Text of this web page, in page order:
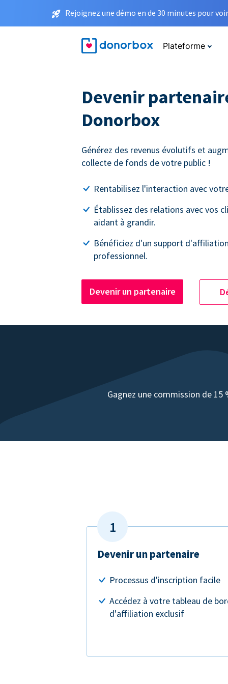
Rejoignez une démo en de 30 minutes pour
Plateforme
Devenir
Donorbox
Générez des revenus évolutifs et
collecte de fonds de votre public !
Rentabilisez l'interaction avec
Établissez des relations avec vos
aidant à grandir.
Bénéficiez d'un support
professionnel.
Devenir un partenaire
Gagnez une commission de
Devenir un partenaire
Processus d'inscription facile
Accédez à votre tableau de
d'affiliation exclusif